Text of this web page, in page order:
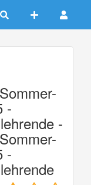
-
-
-